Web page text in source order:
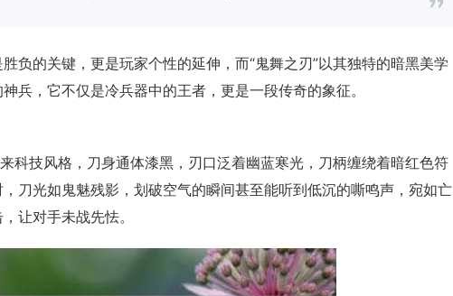
负的关键，更是玩家个性的延伸，而“鬼舞之刃”以其独特的暗黑美学
兵，它不仅是冷兵器中的王者，更是一段传奇的象征。
科技风格，刀身通体漆黑，刃口泛着幽蓝寒光，刀柄缠绕着暗红色符
刀光如鬼魅残影，划破空气的瞬间甚至能听到低沉的嘶鸣声，宛如亡
让对手未战先怯。